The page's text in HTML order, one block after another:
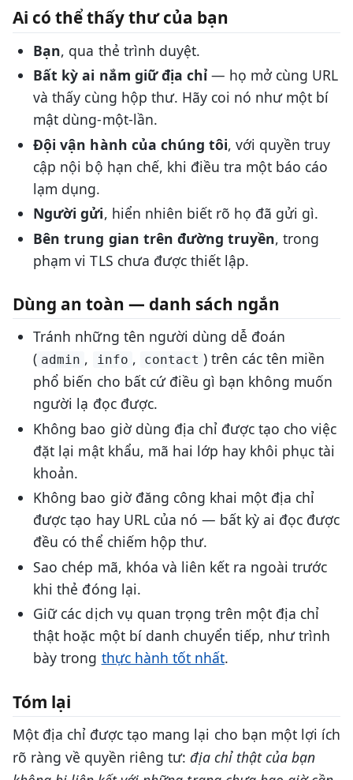
Ai có thể thấy thư của bạn
Bạn, qua thẻ trình duyệt.
Bất kỳ ai nắm giữ địa chỉ— họ mở cùng URL
và thấy cùng hộp thư. Hãy coi nó như một bí
mật dùng-một-lần.
Đội vận hành của chúng tôi, với quyền truy
cập nội bộ hạn chế, khi điều tra một báo cáo
lạm dụng.
Người gửi, hiển nhiên biết rõ họ đã gửi gì.
Bên trung gian trên đường truyền, trong
phạm vi TLS chưa được thiết lập.
Dùng an toàn — danh sách ngắn
Tránh những tên người dùng dễ đoán
( admin , info , contact ) trên các tên miền
phổ biến cho bất cứ điều gì bạn không muốn
người lạ đọc được.
Không bao giờ dùng địa chỉ được tạo cho việc
đặt lại mật khẩu, mã hai lớp hay khôi phục tài
khoản.
Không bao giờ đăng công khai một địa chỉ
được tạo hay URL của nó — bất kỳ ai đọc được
đều có thể chiếm hộp thư.
Sao chép mã, khóa và liên kết ra ngoài trước
khi thẻ đóng lại.
Giữ các dịch vụ quan trọng trên một địa chỉ
thật hoặc một bí danh chuyển tiếp, như trình
bày trong thực hành tốt nhất.
Tóm lại
Một địa chỉ được tạo mang lại cho bạn một lợi ích
rõ ràng về quyền riêng tư:địa chỉ thật của bạn